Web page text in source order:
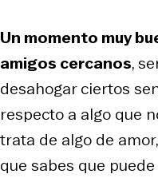
Un momento muy
amigos cercanos,
desahogar ciertos
respecto a algo que
trata de algo de
que sabes que